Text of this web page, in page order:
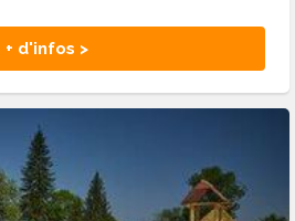
+ d'infos >